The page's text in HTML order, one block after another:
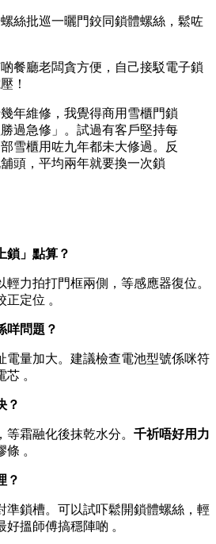
螺絲批巡一曬門鉸同鎖體螺絲，鬆咗
啲餐廳老闆貪方便，自己接駁電子鎖
！
年維修，我覺得商用雪櫃門鎖
過急修」。試過有客戶堅持每
雪櫃用咗九年都未大修過。反
頭，平均兩年就要換一次鎖
鎖」點算？
力拍打門框兩側，等感應器復位。
定位 。
咩問題？
電量加大。建議檢查電池型號係咪符
。
？
霜融化後抹乾水分。 千祈唔好用力
。
？
準鎖槽。可以試吓鬆開鎖體螺絲，輕
搵師傅搞穩陣啲 。